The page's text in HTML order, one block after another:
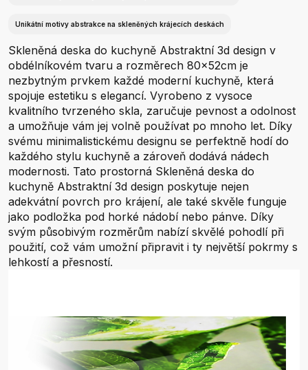
Unikátní motivy abstrakce na skleněných krájecích deskách
Skleněná deska do kuchyně Abstraktní 3d design v
obdélníkovém tvaru a rozměrech 80x52cm je
nezbytným prvkem každé moderní kuchyně, která
spojuje estetiku s elegancí. Vyrobeno z vysoce
kvalitního tvrzeného skla, zaručuje pevnost a odolnost
a umožňuje vám jej volně používat po mnoho let. Díky
svému minimalistickému designu se perfektně hodí do
každého stylu kuchyně a zároveň dodává nádech
modernosti. Tato prostorná Skleněná deska do
kuchyně Abstraktní 3d design poskytuje nejen
adekvátní povrch pro krájení, ale také skvěle funguje
jako podložka pod horké nádobí nebo pánve. Díky
svým působivým rozměrům nabízí skvělé pohodlí při
použití, což vám umožní připravit i ty největší pokrmy s
lehkostí a přesností.